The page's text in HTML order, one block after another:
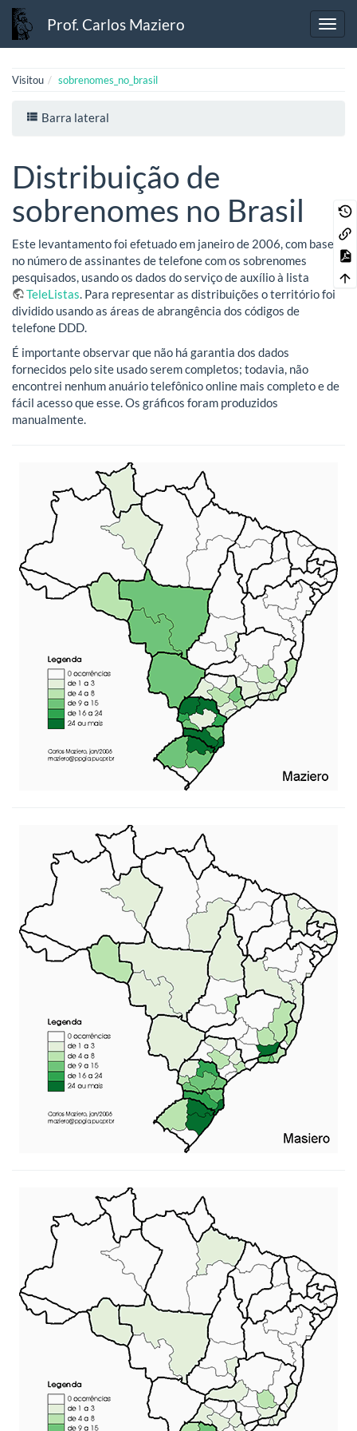
Prof. Carlos Maziero
Visitou sobrenomes_no_brasil
Barra lateral
Distribuição de
sobrenomes no Brasil
Este levantamento foi efetuado em janeiro de 2006, com base
no número de assinantes de telefone com os sobrenomes
pesquisados, usando os dados do serviço de auxílio à lista
TeleListas. Para representar as distribuições o território foi
dividido usando as áreas de abrangência dos códigos de
telefone DDD.
É importante observar que não há garantia dos dados
fornecidos pelo site usado serem completos; todavia, não
encontrei nenhum anuário telefônico online mais completo e de
fácil acesso que esse. Os gráficos foram produzidos
manualmente.